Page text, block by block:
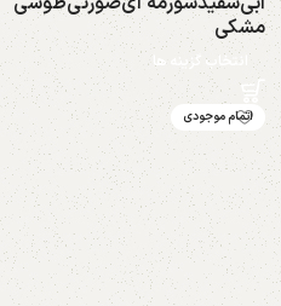
مشکی
انتخاب گزینه ها
اتمام موجودی